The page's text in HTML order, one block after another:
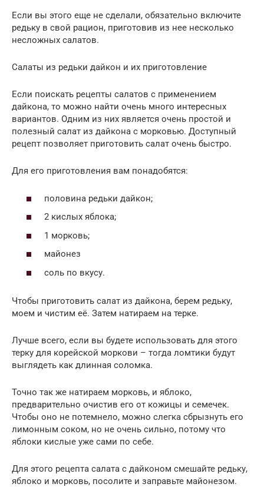
Если вы этого еще не сделали, обязательно включите
редьку в свой рацион, приготовив из нее несколько
несложных салатов.
Салаты из редьки дайкон и их приготовление
Если поискать рецепты салатов с применением
дайкона, то можно найти очень много интересных
вариантов. Одним из них является очень простой и
полезный салат из дайкона с морковью. Доступный
рецепт позволяет приготовить салат очень быстро.
Для его приготовления вам понадобятся:
половина редьки дайкон;
2 кислых яблока;
1 морковь;
майонез
соль по вкусу.
Чтобы приготовить салат из дайкона, берем редьку,
моем и чистим её. Затем натираем на терке.
Лучше всего, если вы будете использовать для этого
терку для корейской моркови – тогда ломтики будут
выглядеть как длинная соломка.
Точно так же натираем морковь, и яблоко,
предварительно очистив его от кожицы и семечек.
Чтобы оно не потемнело, можно слегка сбрызнуть его
лимонным соком, но не очень сильно, потому что
яблоки кислые уже сами по себе.
Для этого рецепта салата с дайконом смешайте редьку,
яблоко и морковь, посолите и заправьте майонезом.